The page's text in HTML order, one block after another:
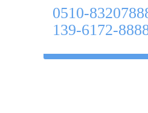
0510-
139-6172-